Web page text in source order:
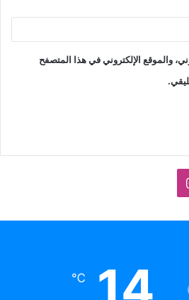
والموقع الإلكتروني في هذا المتصفح
انستقرام
14
℃